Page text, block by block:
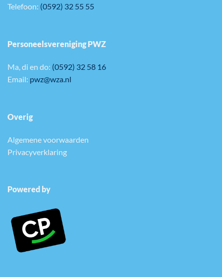
Telefoon: (0592) 32 55 55
Personeelsvereniging PWZ
Ma, di en do: (0592) 32 58 16
Email: pwz@wza.nl
Overig
Algemene voorwaarden
Privacyverklaring
Powered by